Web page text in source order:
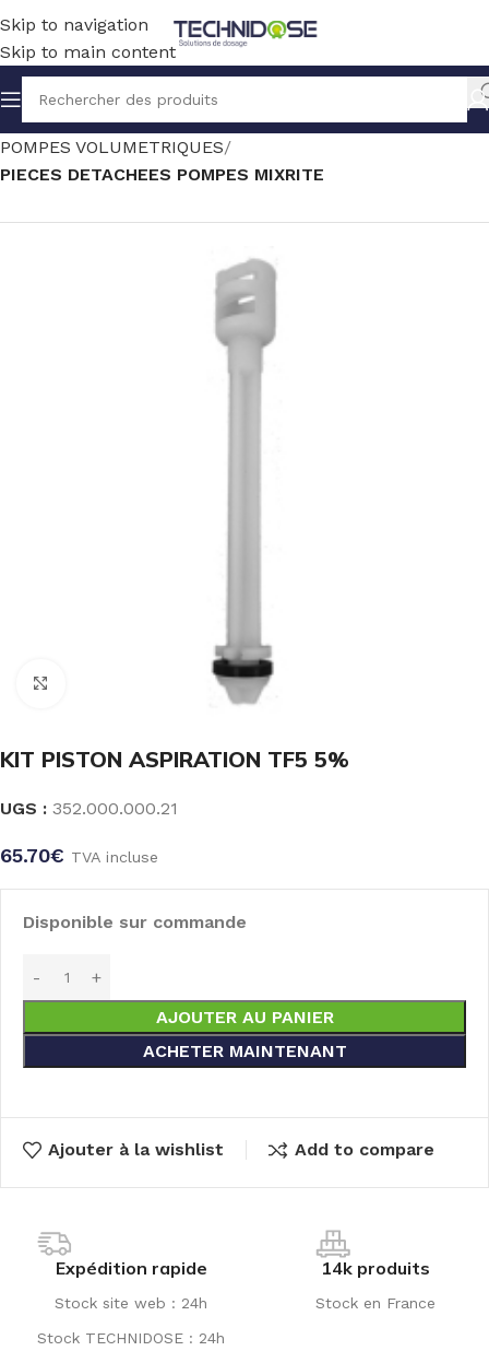
Skip to navigation
Skip to main content
Accueil TRAITEMENT EAU DOSAGE
POMPES VOLUMETRIQUES
PIECES DETACHEES POMPES MIXRITE
KIT PISTON ASPIRATION TF5 5%
UGS : 352.000.000.21
65.70€ TVA incluse
Disponible sur commande
AJOUTER AU PANIER
ACHETER MAINTENANT
Ajouter à la wishlist Add to compare
Expédition rapide
Stock site web : 24h
Stock TECHNIDOSE : 24h
14k produits
Stock en France